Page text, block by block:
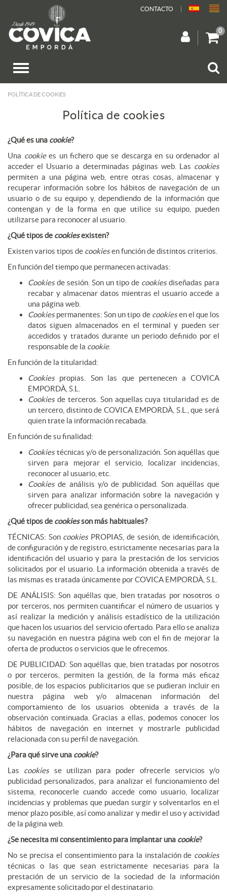
CONTACTO
0
POLÍTICA DE COOKIES
Política de cookies
¿Qué es una cookie?
Una cookiees un fichero que se descarga en su ordenador al
acceder el Usuario a determinadas páginas web. Las cookies
permiten a una página web, entre otras cosas, almacenar y
recuperar información sobre los hábitos de navegación de un
usuario o de su equipo y, dependiendo de la información que
contengan y de la forma en que utilice su equipo, pueden
utilizarse para reconocer al usuario.
¿Qué tipos de cookiesexisten?
Existen varios tipos de cookiesen función de distintos criterios.
En función del tiempo que permanecen activadas:
Cookiesde sesión. Son un tipo de cookiesdiseñadas para
recabar y almacenar datos mientras el usuario accede a
una página web.
Cookiespermanentes: Son un tipo de cookiesen el que los
datos siguen almacenados en el terminal y pueden ser
accedidos y tratados durante un periodo definido por el
responsable de la cookie.
En función de la titularidad:
Cookiespropias. Son las que pertenecen a COVICA
EMPORDÀ, S.L.
Cookiesde terceros. Son aquellas cuya titularidad es de
un tercero, distinto de COVICA EMPORDÀ, S.L., que será
quien trate la información recabada.
En función de su finalidad:
Cookiestécnicas y/o de personalización. Son aquéllas que
sirven para mejorar el servicio, localizar incidencias,
reconocer al usuario, etc.
Cookiesde análisis y/o de publicidad. Son aquéllas que
sirven para analizar información sobre la navegación y
ofrecer publicidad, sea genérica o personalizada.
¿Qué tipos de cookiesson más habituales?
TÉCNICAS: Son cookiesPROPIAS, de sesión, de identificación,
de configuración y de registro, estrictamente necesarias para la
identificación del usuario y para la prestación de los servicios
solicitados por el usuario. La información obtenida a través de
las mismas es tratada únicamente por COVICA EMPORDÀ, S.L.
DE ANÁLISIS: Son aquéllas que, bien tratadas por nosotros o
por terceros, nos permiten cuantificar el número de usuarios y
así realizar la medición y análisis estadístico de la utilización
que hacen los usuarios del servicio ofertado. Para ello se analiza
su navegación en nuestra página web con el fin de mejorar la
oferta de productos o servicios que le ofrecemos.
DE PUBLICIDAD: Son aquéllas que, bien tratadas por nosotros
o por terceros, permiten la gestión, de la forma más eficaz
posible, de los espacios publicitarios que se pudieran incluir en
nuestra página web y/o almacenan información del
comportamiento de los usuarios obtenida a través de la
observación continuada. Gracias a ellas, podemos conocer los
hábitos de navegación en internet y mostrarle publicidad
relacionada con su perfil de navegación.
¿Para qué sirve una cookie?
Las cookiesse utilizan para poder ofrecerle servicios y/o
publicidad personalizados, para analizar el funcionamiento del
sistema, reconocerle cuando accede como usuario, localizar
incidencias y problemas que puedan surgir y solventarlos en el
menor plazo posible, así como analizar y medir el uso y actividad
de la página web.
¿Se necesita mi consentimiento para implantar una cookie?
No se precisa el consentimiento para la instalación de cookies
técnicas o las que sean estrictamente necesarias para la
prestación de un servicio de la sociedad de la información
expresamente solicitado por el destinatario.